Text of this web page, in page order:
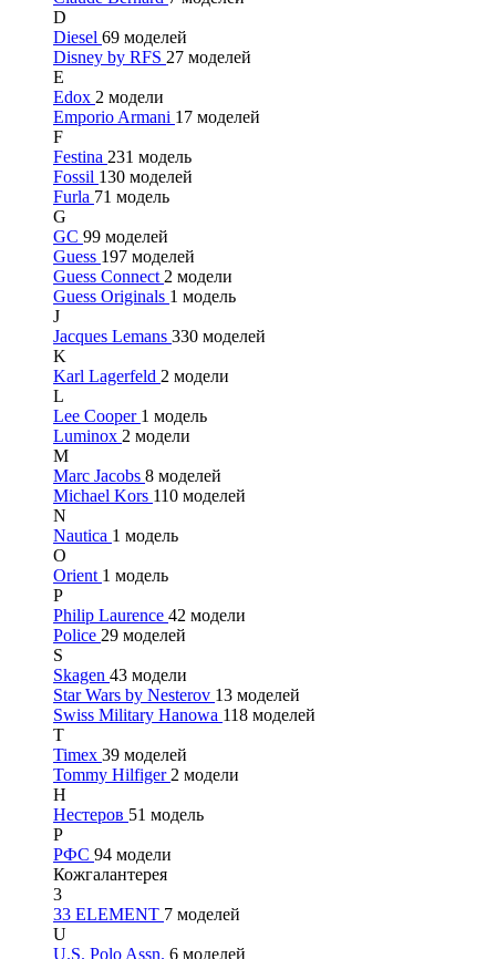
D
Diesel 69 моделей
Disney by RFS 27 моделей
E
Edox 2 модели
Emporio Armani 17 моделей
F
Festina 231 модель
Fossil 130 моделей
Furla 71 модель
G
GC 99 моделей
Guess 197 моделей
Guess Connect 2 модели
Guess Originals 1 модель
J
Jacques Lemans 330 моделей
K
Karl Lagerfeld 2 модели
L
Lee Cooper 1 модель
Luminox 2 модели
M
Marc Jacobs 8 моделей
Michael Kors 110 моделей
N
Nautica 1 модель
O
Orient 1 модель
P
Philip Laurence 42 модели
Police 29 моделей
S
Skagen 43 модели
Star Wars by Nesterov 13 моделей
Swiss Military Hanowa 118 моделей
T
Timex 39 моделей
Tommy Hilfiger 2 модели
Н
Нестеров 51 модель
Р
РФС 94 модели
Кожгалантерея
3
33 ELEMENT 7 моделей
U
U.S. Polo Assn. 6 моделей